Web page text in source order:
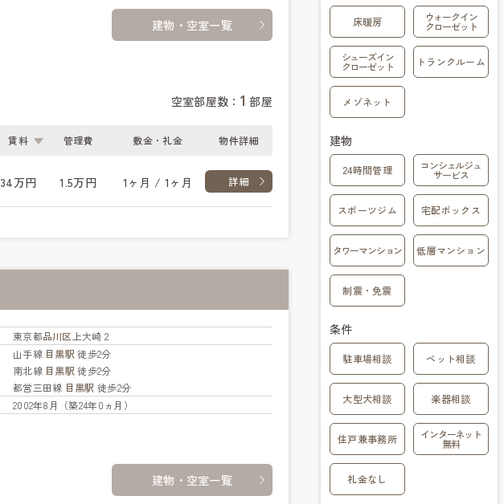
建物・空室一覧
空室部屋数： 1 部屋
賃料 管理費 敷金・礼金 物件詳細
詳細
34万円 1.5万円 1ヶ月 / 1ヶ月
東京都品川区 上大崎２
山手線 目黒駅 徒歩2分
南北線 目黒駅 徒歩2分
都営三田線 目黒駅 徒歩2分
2002年8月（築24年0ヵ月）
建物・空室一覧
床暖房 ウォークイン
クローゼット
シューズイン
クローゼット トランクルーム
メゾネット
建物
24時間管理 コンシェルジュ
サービス
スポーツジム 宅配ボックス
タワーマンション 低層マンション
制震・免震
条件
駐車場相談 ペット相談
大型犬相談 楽器相談
住戸兼事務所 インターネット
無料
礼金なし